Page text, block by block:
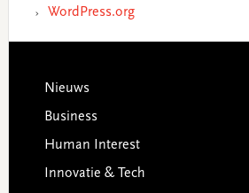
WordPress.org
Footer
Nieuws
Business
Human Interest
Innovatie & Tech